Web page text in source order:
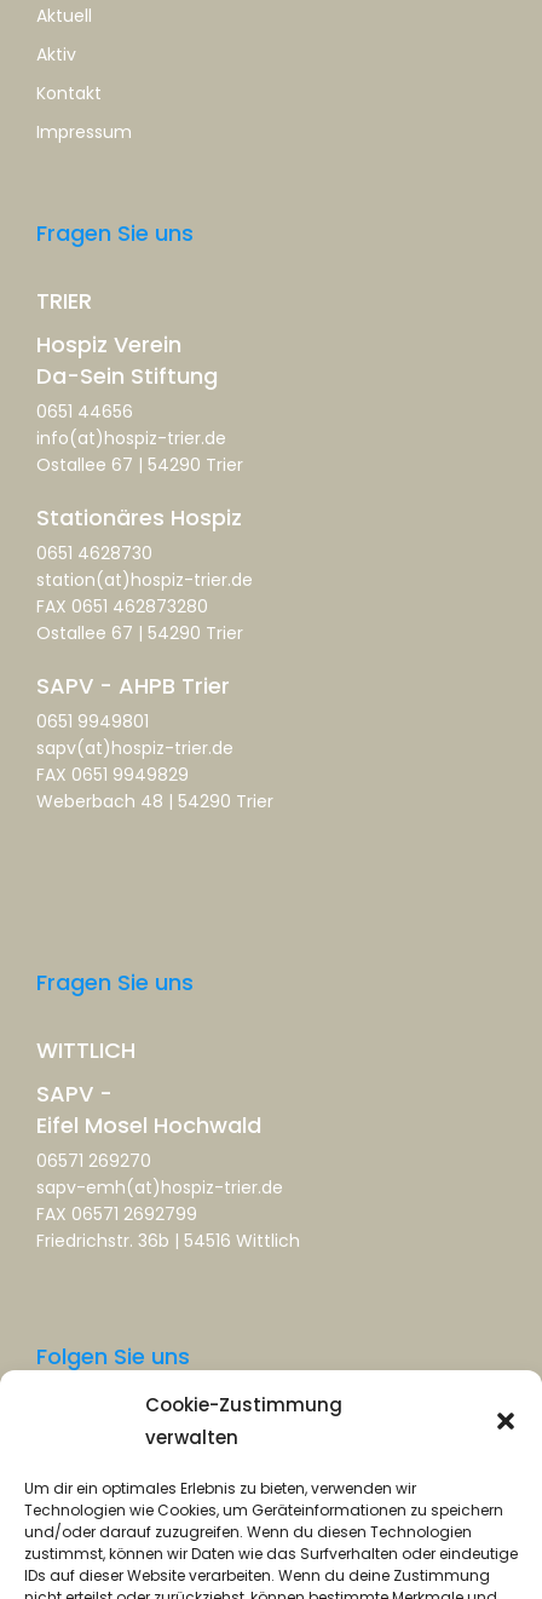
Cookie-Zustimmung
verwalten
Um dir ein optimales Erlebnis zu bieten, verwenden wir
Technologien wie Cookies, um Geräteinformationen zu speichern
und/oder darauf zuzugreifen. Wenn du diesen Technologien
zustimmst, können wir Daten wie das Surfverhalten oder eindeutige
IDs auf dieser Website verarbeiten. Wenn du deine Zustimmung
Aktuell
Aktiv
Kontakt
Impressum
Fragen Sie uns
TRIER
Hospiz Verein
Da-Sein Stiftung
0651 44656
info(at)hospiz-trier.de
Ostallee 67 | 54290 Trier
Stationäres Hospiz
0651 4628730
station(at)hospiz-trier.de
FAX 0651 462873280
Ostallee 67 | 54290 Trier
SAPV - AHPB Trier
0651 9949801
sapv(at)hospiz-trier.de
FAX 0651 9949829
Weberbach 48 | 54290 Trier
Fragen Sie uns
WITTLICH
SAPV -
Eifel Mosel Hochwald
06571 269270
sapv-emh(at)hospiz-trier.de
FAX 06571 2692799
Friedrichstr. 36b | 54516 Wittlich
Folgen Sie uns